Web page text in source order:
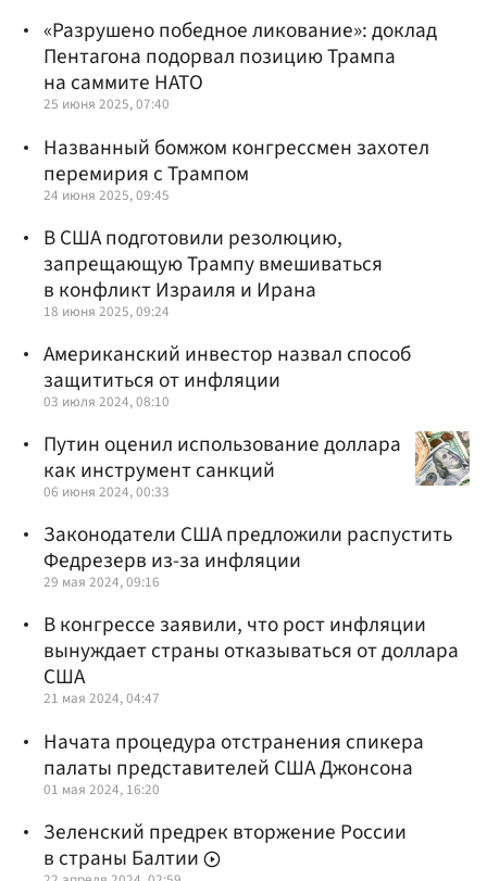
«Разрушено победное ликование»: доклад
Пентагона подорвал позицию Трампа
на саммите НАТО
25 июня 2025, 07:40
Названный бомжом конгрессмен захотел
перемирия с Трампом
24 июня 2025, 09:45
В США подготовили резолюцию,
запрещающую Трампу вмешиваться
в конфликт Израиля и Ирана
18 июня 2025, 09:24
Американский инвестор назвал способ
защититься от инфляции
03 июля 2024, 08:10
Путин оценил использование доллара
как инструмент санкций
06 июня 2024, 00:33
Законодатели США предложили распустить
Федрезерв из-за инфляции
29 мая 2024, 09:16
В конгрессе заявили, что рост инфляции
вынуждает страны отказываться от доллара
США
21 мая 2024, 04:47
Начата процедура отстранения спикера
палаты представителей США Джонсона
01 мая 2024, 16:20
Зеленский предрек вторжение России
в страны Балтии